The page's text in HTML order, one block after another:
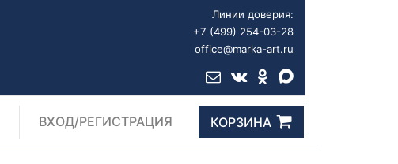
Линии доверия:
+7 (499) 254-03-28
office@marka-art.ru
ВХОД/РЕГИСТРАЦИЯ КОРЗИНА